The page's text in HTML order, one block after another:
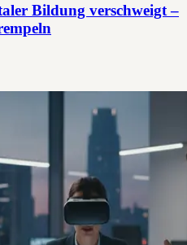
Bildung verschweigt –